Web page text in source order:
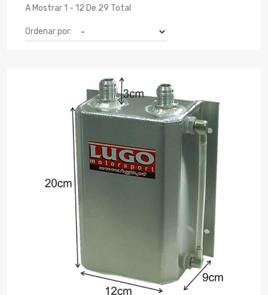
A Mostrar 1 - 12 De 29 Total
Ordenar por: